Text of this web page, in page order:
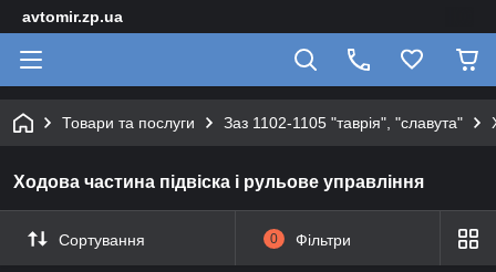
avtomir.zp.ua
Товари та послуги Заз 1102-1105 "таврія", "славута"
Ходова частина підвіска і рульове управління
Сортування 0 Фільтри